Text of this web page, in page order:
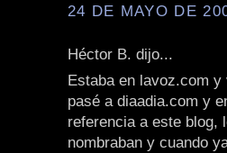
24 DE MAYO DE
Héctor B. dijo...
Estaba en lavoz.com
pasé a diaadia.com y
referencia a este blog,
nombraban y cuando